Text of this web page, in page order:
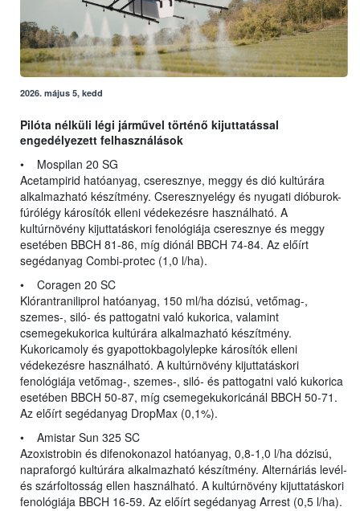
2026. május 5, kedd
Pilóta nélküli légi járművel történő kijuttatással
engedélyezett felhasználások
• Mospilan 20 SG
Acetampirid hatóanyag, cseresznye, meggy és dió kultúrára
alkalmazható készítmény. Cseresznyelégy és nyugati dióburok-
fúrólégy károsítók elleni védekezésre használható. A
kultúrnövény kijuttatáskori fenológiája cseresznye és meggy
esetében BBCH 81-86, míg diónál BBCH 74-84. Az előírt
segédanyag Combi-protec (1,0 l/ha).
• Coragen 20 SC
Klórantraniliprol hatóanyag, 150 ml/ha dózisú, vetőmag-,
szemes-, siló- és pattogatni való kukorica, valamint
csemegekukorica kultúrára alkalmazható készítmény.
Kukoricamoly és gyapottokbagolylepke károsítók elleni
védekezésre használható. A kultúrnövény kijuttatáskori
fenológiája vetőmag-, szemes-, siló- és pattogatni való kukorica
esetében BBCH 50-87, míg csemegekukoricánál BBCH 50-71.
Az előírt segédanyag DropMax (0,1%).
• Amistar Sun 325 SC
Azoxistrobin és difenokonazol hatóanyag, 0,8-1,0 l/ha dózisú,
napraforgó kultúrára alkalmazható készítmény. Alternáriás levél-
és szárfoltosság ellen használható. A kultúrnövény kijuttatáskori
fenológiája BBCH 16-59. Az előírt segédanyag Arrest (0,5 l/ha).